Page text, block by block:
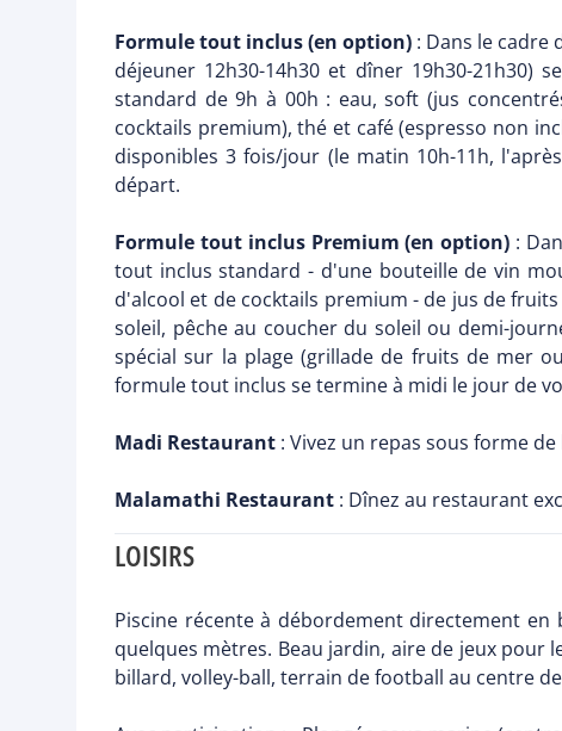
Formule tout inclus (en option) : Dans le cadre
déjeuner 12h30-14h30 et dîner 19h30-
standard de 9h à 00h : eau, soft (jus
cocktails premium), thé et café (espresso non
disponibles 3 fois/jour (le matin 10h-11h,
départ.
Formule tout inclus Premium (en option) :
tout inclus standard - d'une bouteille de vin
d'alcool et de cocktails premium - de jus de
soleil, pêche au coucher du soleil ou demi-
spécial sur la plage (grillade de fruits de mer
formule tout inclus se termine à midi le jour de
Madi Restaurant : Vivez un repas sous forme
Malamathi Restaurant : Dînez au restaurant
LOISIRS
Piscine récente à débordement directement
quelques mètres. Beau jardin, aire de jeux pour
billard, volley-ball, terrain de football au centre